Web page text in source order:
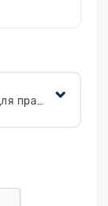
Оберіть бажане місто або область для працевлаштування